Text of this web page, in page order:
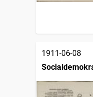
1911-06-08